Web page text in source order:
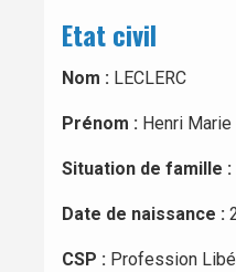
Etat civil
Nom : LECLERC
Prénom : Henri Marie
Situation de famille :
Date de naissance :
CSP : Profession